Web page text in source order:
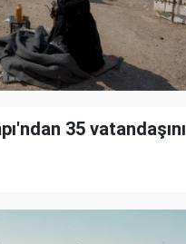
35 vatandaşını